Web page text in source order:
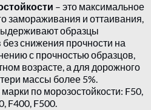
– это максимальное
замораживания и оттаивания,
образцы
снижения прочности на
с прочностью образцов,
возрасте, а для дорожного
массы более 5%.
по морозостойкости: F50,
F400, F500.